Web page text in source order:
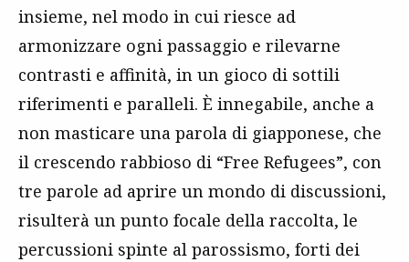
insieme, nel modo in cui riesce ad
armonizzare ogni passaggio e rilevarne
contrasti e affinità, in un gioco di sottili
riferimenti e paralleli. È innegabile, anche a
non masticare una parola di giapponese, che
il crescendo rabbioso di “Free Refugees”, con
tre parole ad aprire un mondo di discussioni,
risulterà un punto focale della raccolta, le
percussioni spinte al parossismo, forti dei